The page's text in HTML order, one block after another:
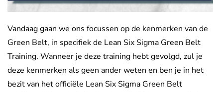
Vandaag gaan we ons focussen op de kenmerken van de
Green Belt, in specifiek de Lean Six Sigma Green Belt
Training. Wanneer je deze training hebt gevolgd, zul je
deze kenmerken als geen ander weten en ben je in het
bezit van het officiële Lean Six Sigma Green Belt